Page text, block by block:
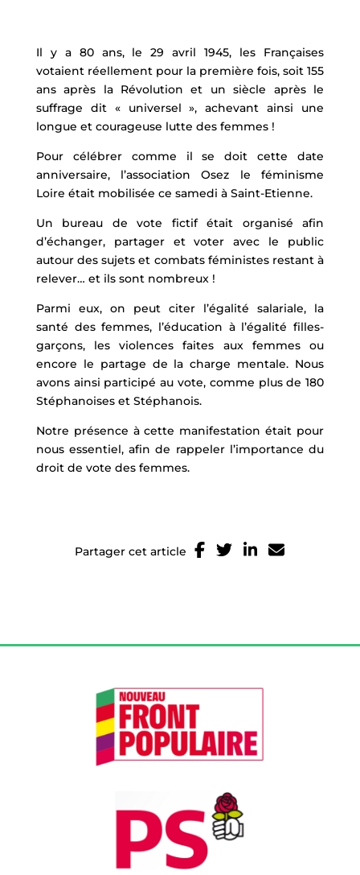
Il y a 80 ans, le 29 avril 1945, les Françaises
votaient réellement pour la première fois, soit 155
ans après la Révolution et un siècle après le
suffrage dit « universel », achevant ainsi une
longue et courageuse lutte des femmes !
Pour célébrer comme il se doit cette date
anniversaire, l’association Osez le féminisme
Loire était mobilisée ce samedi à Saint-Etienne.
Un bureau de vote fictif était organisé afin
d’échanger, partager et voter avec le public
autour des sujets et combats féministes restant à
relever… et ils sont nombreux !
Parmi eux, on peut citer l’égalité salariale, la
santé des femmes, l’éducation à l’égalité filles-
garçons, les violences faites aux femmes ou
encore le partage de la charge mentale. Nous
avons ainsi participé au vote, comme plus de 180
Stéphanoises et Stéphanois.
Notre présence à cette manifestation était pour
nous essentiel, afin de rappeler l’importance du
droit de vote des femmes.
Partager cet article